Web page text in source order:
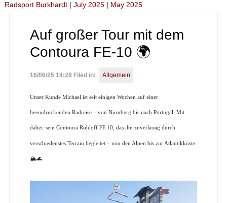
Radsport Burkhardt| July 2025| May 2025
Auf großer Tour mit dem
Contoura FE-10 🌍
16/06/25 14:28 Filed in: Allgemein
Unser Kunde Michael ist seit einigen Wochen auf einer
beeindruckenden Radreise – von Nürnberg bis nach Portugal. Mit
dabei: sein Contoura Rohloff FE 10, das ihn zuverlässig durch
verschiedenstes Terrain begleitet – von den Alpen bis zur Atlantikküste.
🏔️🌊